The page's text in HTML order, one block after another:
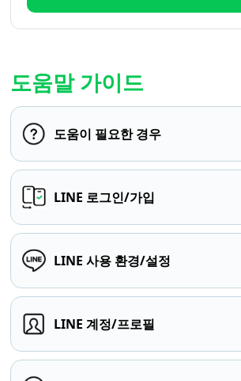
도움말 가이드
도움이 필요한 경우
LINE 로그인/가입
LINE 사용 환경/설정
LINE 계정/프로필